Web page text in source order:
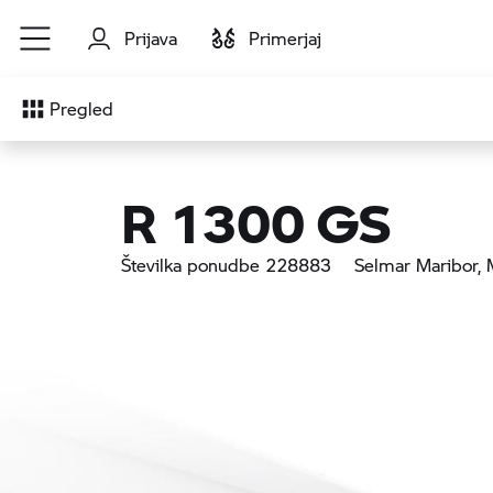
Preskoči na glavno vsebino
Prijava Primerjaj
Pregled
R 1300 GS
Številka ponudbe 228883 Selmar Maribor,